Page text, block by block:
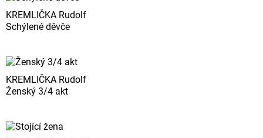
KREMLIČKA Rudolf
Schýlené děvče
KREMLIČKA Rudolf
Ženský 3/4 akt